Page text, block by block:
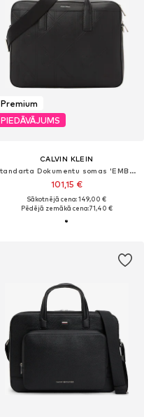
Premium
PIEDĀVĀJUMS
CALVIN KLEIN
Standarta Dokumentu somas 'EMBOSS COMMUTER'
101,15 €
Sākotnējā cena: 149,00 €
Pēdējā zemākā cena:71,40 €